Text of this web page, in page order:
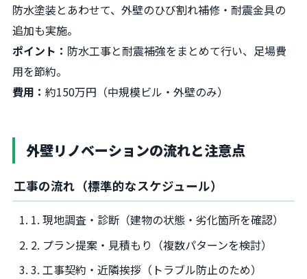
防水塗装とあわせて、外壁のひび割れ補修・耐震金具の
追加も実施。
ポイント： 防水工事と耐震補強をまとめて行い、足場費
用を節約。
費用： 約150万円（中規模ビル・外壁のみ）
外壁リノベーションの流れと注意点
工事の流れ（標準的なスケジュール）
1. 現地調査・診断（建物の状態・劣化箇所を確認）
2. プラン提案・見積もり（複数パターンを検討）
3. 工事契約・近隣挨拶（トラブル防止のため）